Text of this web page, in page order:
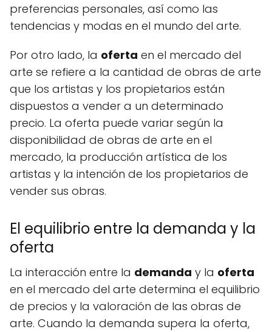
preferencias personales, así como las
tendencias y modas en el mundo del arte.
Por otro lado, la oferta en el mercado del
arte se refiere a la cantidad de obras de arte
que los artistas y los propietarios están
dispuestos a vender a un determinado
precio. La oferta puede variar según la
disponibilidad de obras de arte en el
mercado, la producción artística de los
artistas y la intención de los propietarios de
vender sus obras.
El equilibrio entre la demanda y la
oferta
La interacción entre la demanda y la oferta
en el mercado del arte determina el equilibrio
de precios y la valoración de las obras de
arte. Cuando la demanda supera la oferta,